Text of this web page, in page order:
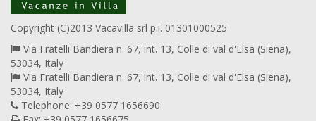
Copyright (C)2013 Vacavilla srl p.i. 01301000525
Via Fratelli Bandiera n. 67, int. 13, Colle di val d'Elsa (Siena),
53034, Italy
Via Fratelli Bandiera n. 67, int. 13, Colle di val d'Elsa (Siena),
53034, Italy
Telephone: +39 0577 1656690